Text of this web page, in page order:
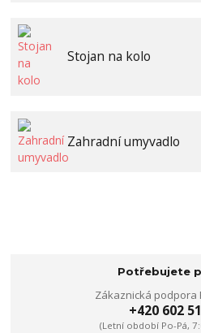
Stojan na kolo
Zahradní umyvadlo
Potřebujete
Zákaznická podpora
+420 602
(Letní období Po-Pá,